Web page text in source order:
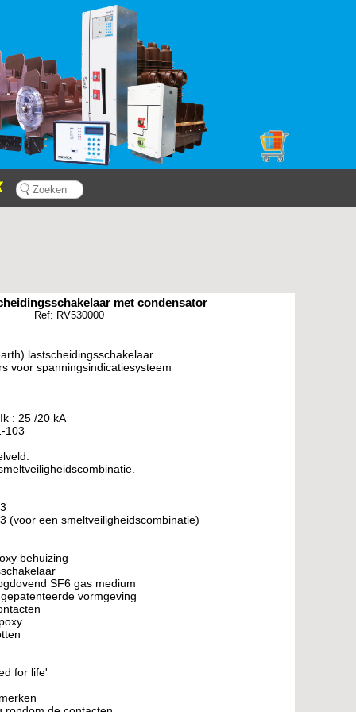
met condensator
Ref: RV530000
lastscheidingsschakelaar
voor spanningsindicatiesysteem
: 25 /20 kA
103
(voor een smeltveiligheidscombinatie)
behuizing
SF6 gas medium
vormgeving
for life'